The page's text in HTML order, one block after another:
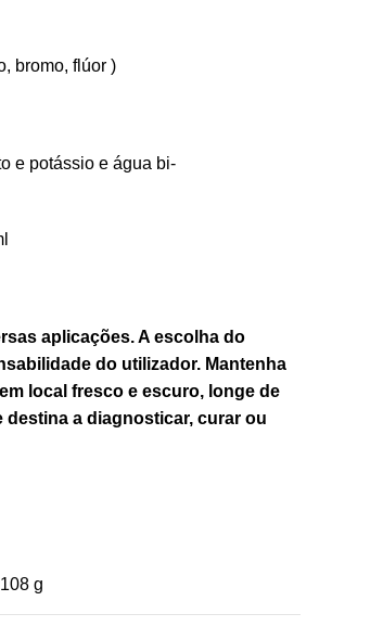
bromo, flúor )
e potássio e água bi-
aplicações. A escolha do
do utilizador. Mantenha
local fresco e escuro, longe de
a diagnosticar, curar ou
108 g